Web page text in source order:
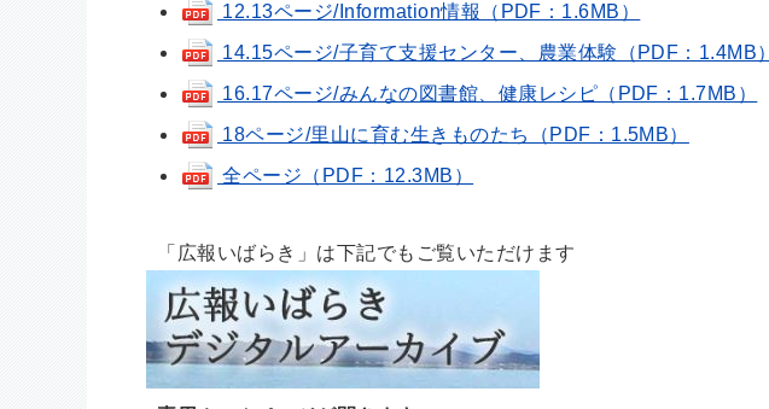
12.13ページ/Information情報（PDF：1.6MB）
14.15ページ/子育て支援センター、農業体験（PDF：1.4MB）
16.17ページ/みんなの図書館、健康レシピ（PDF：1.7MB）
18ページ/里山に育む生きものたち（PDF：1.5MB）
全ページ（PDF：12.3MB）
「広報いばらき」は下記でもご覧いただけます